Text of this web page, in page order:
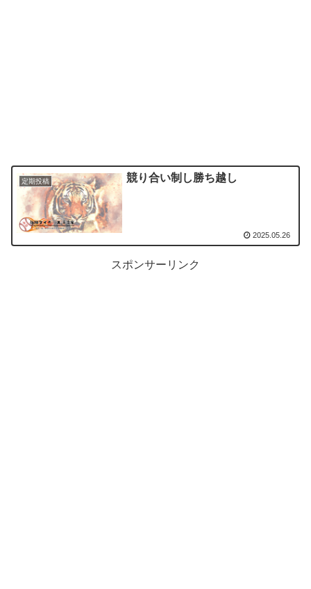
定期投稿 競り合い制し勝ち越し
2025.05.26
スポンサーリンク